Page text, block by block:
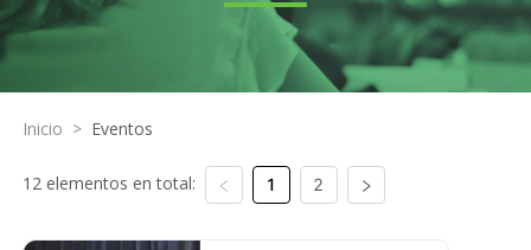
Inicio > Eventos
12 elementos en total: 1 2